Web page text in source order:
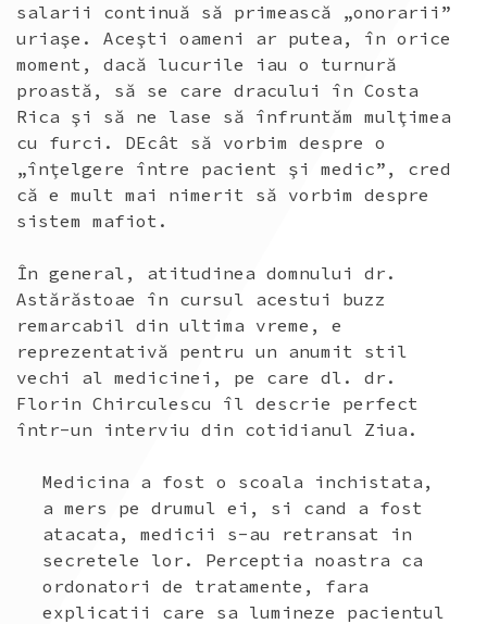
salarii continuă să primească „onorarii”
uriaşe. Aceşti oameni ar putea, în orice
moment, dacă lucurile iau o turnură
proastă, să se care dracului în Costa
Rica şi să ne lase să înfruntăm mulţimea
cu furci. DEcât să vorbim despre o
„înţelgere între pacient şi medic”, cred
că e mult mai nimerit să vorbim despre
sistem mafiot.
În general, atitudinea domnului dr.
Astărăstoae în cursul acestui buzz
remarcabil din ultima vreme, e
reprezentativă pentru un anumit stil
vechi al medicinei, pe care dl. dr.
Florin Chirculescu îl descrie perfect
într-un interviu din cotidianul Ziua.
Medicina a fost o scoala inchistata,
a mers pe drumul ei, si cand a fost
atacata, medicii s-au retransat in
secretele lor. Perceptia noastra ca
ordonatori de tratamente, fara
explicatii care sa lumineze pacientul